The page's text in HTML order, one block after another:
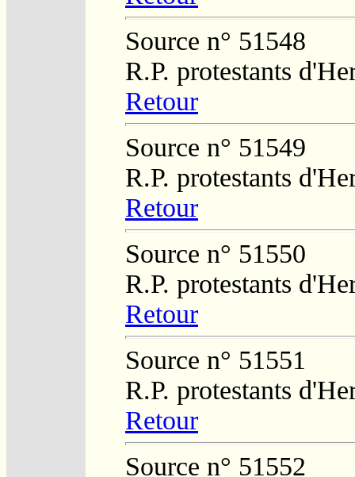
Source n° 51548
R.P. protestants
Retour
Source n° 51549
R.P. protestants
Retour
Source n° 51550
R.P. protestants
Retour
Source n° 51551
R.P. protestants
Retour
Source n° 51552